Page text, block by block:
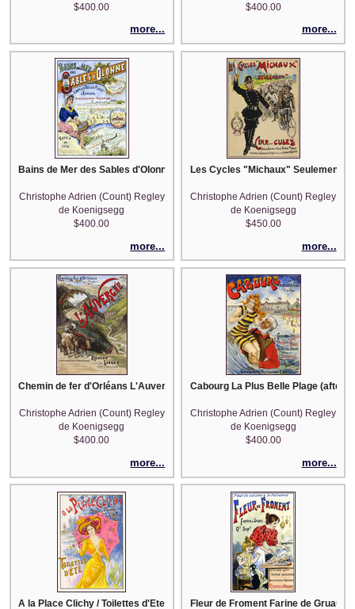
$400.00
more...
$400.00
more...
Bains de Mer des Sables d'Olonne
Christophe Adrien (Count) Regley
de Koenigsegg
$400.00
more...
Les Cycles "Michaux" Seulement
Christophe Adrien (Count) Regley
de Koenigsegg
$450.00
more...
Chemin de fer d'Orléans L'Auvergne (after Hugo d'Alesi)
Christophe Adrien (Count) Regley
de Koenigsegg
$400.00
more...
Cabourg La Plus Belle Plage (after
Christophe Adrien (Count) Regley
de Koenigsegg
$400.00
more...
A la Place Clichy / Toilettes d'Ete (after LEM)Fleur de Froment Farine de Gruau